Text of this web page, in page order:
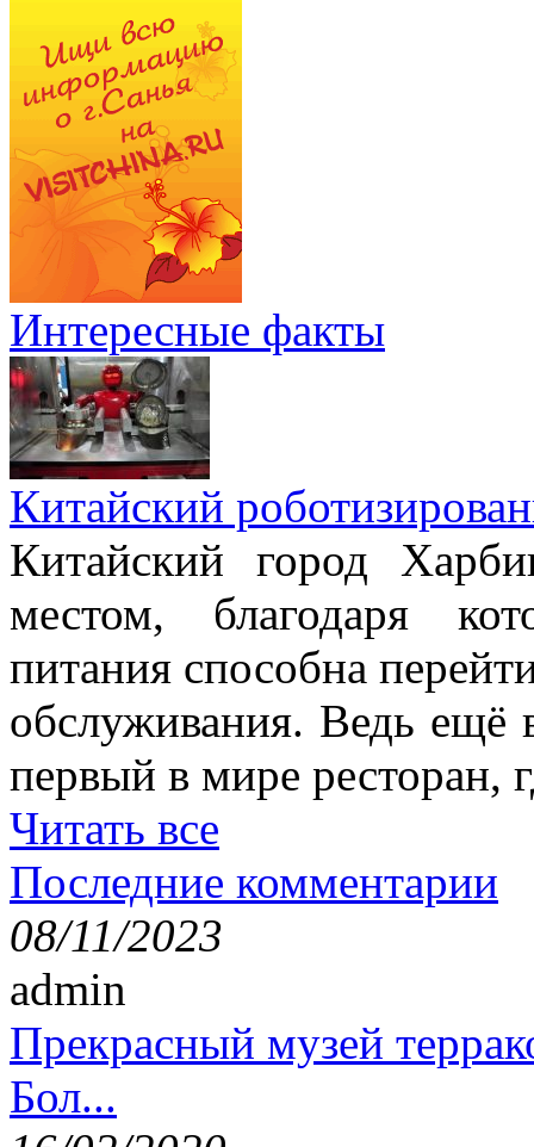
Интересные факты
Китайский
Китайский город
местом, благодаря
питания способна
обслуживания. Ведь ещё
первый в мире ресторан,
Читать все
Последние комментарии
08/11/2023
admin
Прекрасный музей
Бол...